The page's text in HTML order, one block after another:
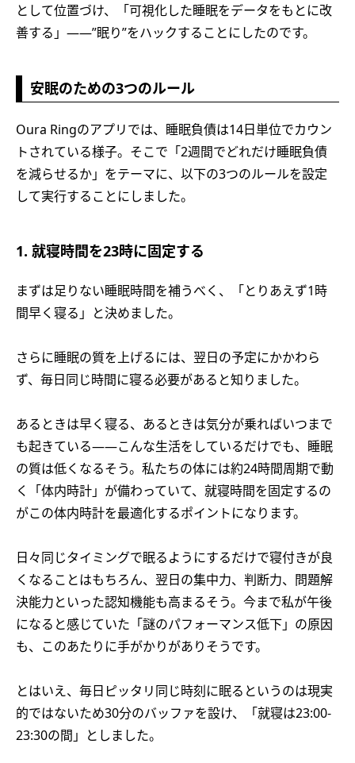
として位置づけ、「可視化した睡眠をデータをもとに改
善する」——”眠り”をハックすることにしたのです。
安眠のための3つのルール
Oura Ringのアプリでは、睡眠負債は14日単位でカウン
トされている様子。そこで「2週間でどれだけ睡眠負債
を減らせるか」をテーマに、以下の3つのルールを設定
して実行することにしました。
1. 就寝時間を23時に固定する
まずは足りない睡眠時間を補うべく、「とりあえず1時
間早く寝る」と決めました。
さらに睡眠の質を上げるには、翌日の予定にかかわら
ず、毎日同じ時間に寝る必要があると知りました。
あるときは早く寝る、あるときは気分が乗ればいつまで
も起きている——こんな生活をしているだけでも、睡眠
の質は低くなるそう。私たちの体には約24時間周期で動
く「体内時計」が備わっていて、就寝時間を固定するの
がこの体内時計を最適化するポイントになります。
日々同じタイミングで眠るようにするだけで寝付きが良
くなることはもちろん、翌日の集中力、判断力、問題解
決能力といった認知機能も高まるそう。今まで私が午後
になると感じていた「謎のパフォーマンス低下」の原因
も、このあたりに手がかりがありそうです。
とはいえ、毎日ピッタリ同じ時刻に眠るというのは現実
的ではないため30分のバッファを設け、「就寝は23:00-
23:30の間」としました。